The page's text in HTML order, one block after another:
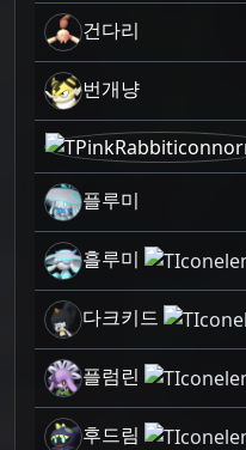
건다리
번개냥
플루미
흘루미
다크키드
플럼린
후드림